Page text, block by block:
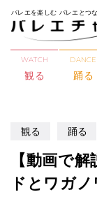
バレエを楽しむ バレエとつ
WATCH
観る
DANCE
踊る
観る 踊る
【動画で
ドとワガ